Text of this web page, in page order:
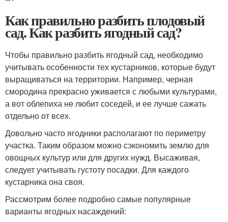
Как правильно разбить плодовый
сад. Как разбить ягодный сад?
Чтобы правильно разбить ягодный сад, необходимо
учитывать особенности тех кустарников, которые будут
выращиваться на территории. Например, черная
смородина прекрасно уживается с любыми культурами,
а вот облепиха не любит соседей, и ее лучше сажать
отдельно от всех.
Довольно часто ягодники располагают по периметру
участка. Таким образом можно сэкономить землю для
овощных культур или для других нужд. Высаживая,
следует учитывать густоту посадки. Для каждого
кустарника она своя.
Рассмотрим более подробно самые популярные
варианты ягодных насаждений: